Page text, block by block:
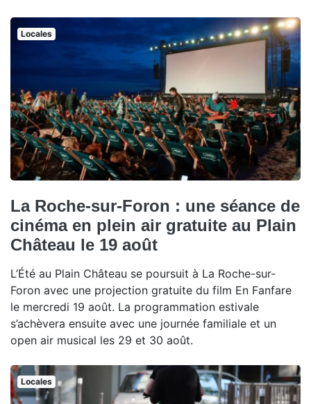
Locales
La Roche-sur-Foron : une séance de
cinéma en plein air gratuite au Plain
Château le 19 août
L’Été au Plain Château se poursuit à La Roche-sur-
Foron avec une projection gratuite du film En Fanfare
le mercredi 19 août. La programmation estivale
s’achèvera ensuite avec une journée familiale et un
open air musical les 29 et 30 août.
Locales